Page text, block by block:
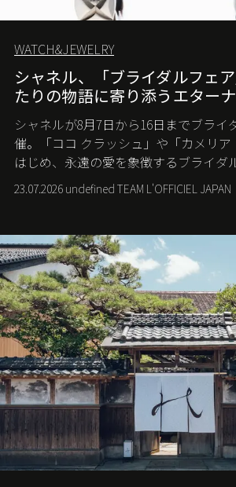
WATCH&JEWELRY
シャネル、「ブライダルフェ
たりの物語に寄り添うエター
シャネルが8月7日から16日までブライ
催。「ココ クラッシュ」や「カメリア
はじめ、永遠の愛を象徴するブライダ
23.07.2026 undefined TEAM L'OFFICIEL JAPAN